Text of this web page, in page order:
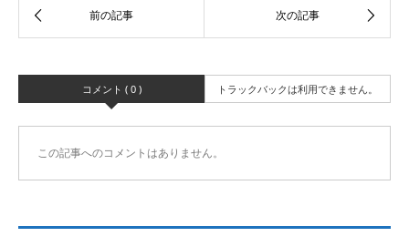
コメント ( 0 ) トラックバックは利用できません。
この記事へのコメントはありません。